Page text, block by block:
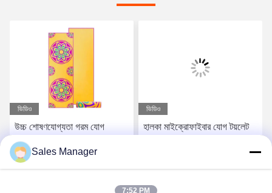
ভিডিও
উচ্চ শোষণযোগ্যতা গরম যোগ
সেশনের জন্য নরম টেক্সচারযুক্ত যোগ
টয়লেট
ভিডিও
হালকা মাইক্রোফাইবার যোগ টয়লেট
Sales Manager
7:52 PM